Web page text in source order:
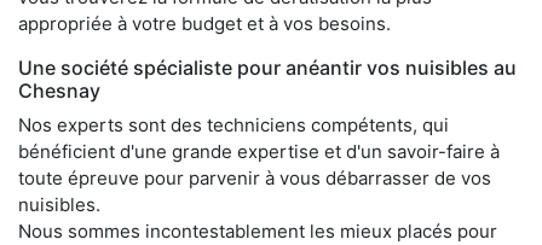
appropriée à votre budget et à vos besoins.
Une société spécialiste pour anéantir vos nuisibles au
Chesnay
Nos experts sont des techniciens compétents, qui
bénéficient d'une grande expertise et d'un savoir-faire à
toute épreuve pour parvenir à vous débarrasser de vos
nuisibles.
Nous sommes incontestablement les mieux placés pour